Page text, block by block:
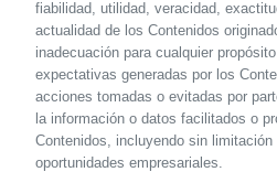
fiabilidad, utilidad, veracidad,
actualidad de los Contenidos
inadecuación para cualquier
expectativas generadas por los
acciones tomadas o evitadas por
la información o datos facilitados o
Contenidos, incluyendo sin
oportunidades empresariales.